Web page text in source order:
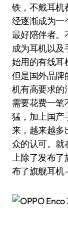
铁，不戴耳机
经逐渐成为一
最好陪伴者。
成为耳机以及
始用的有线耳
但是国外品牌
机有高要求的
需要花费一笔
猛，加上国产
来，越来越多
众的认可。就
上除了发布了
布了旗舰耳